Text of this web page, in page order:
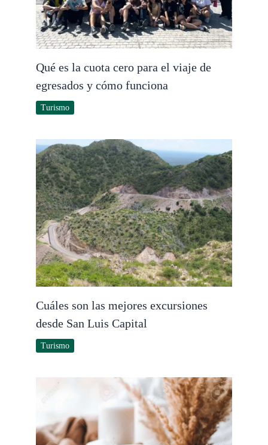
Qué es la cuota cero para el viaje de
egresados y cómo funciona
Turismo
Cuáles son las mejores excursiones
desde San Luis Capital
Turismo